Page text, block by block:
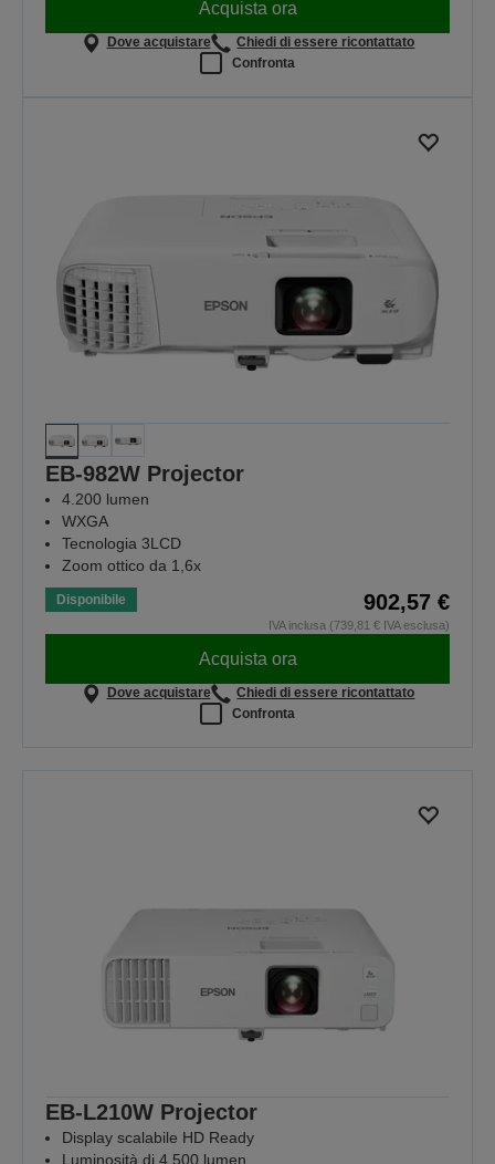
Acquista ora
Dove acquistare
Chiedi di essere ricontattato
Confronta
EB-982W Projector
4.200 lumen
WXGA
Tecnologia 3LCD
Zoom ottico da 1,6x
Disponibile 902,57 €
IVA inclusa (739,81 € IVA esclusa)
Acquista ora
Dove acquistare
Chiedi di essere ricontattato
Confronta
EB-L210W Projector
Display scalabile HD Ready
Luminosità di 4.500 lumen